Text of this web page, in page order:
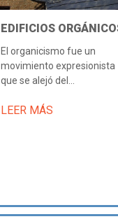
EDIFICIOS
El organicismo fue un
movimiento expresionista
que se alejó del...
LEER MÁS